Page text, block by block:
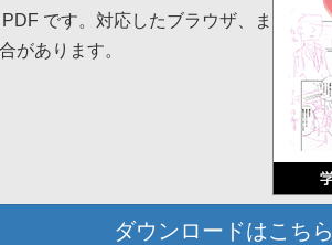
です。対応したブラウザ、ま
があります。
ダウンロードはこちら